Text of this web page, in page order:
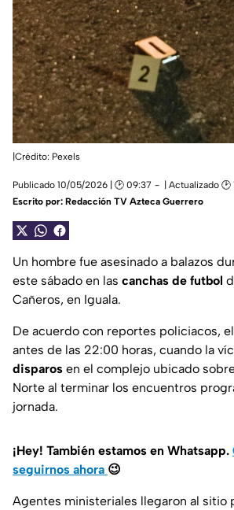
|Crédito: Pexels
Publicado 10/05/2026 | 🕑 09:37 | Actualizado 🕑
Escrito por: Redacción TV Azteca Guerrero
Un hombre fue asesinado a balazos
este sábado en las canchas de futbol
Cañeros, en Iguala.
De acuerdo con reportes policiacos,
antes de las 22:00 horas, cuando la
disparos en el complejo ubicado
Norte al terminar los encuentros
jornada.
¡Hey! También estamos en Whatsapp.
seguirnos ahora 😉
Agentes ministeriales llegaron al sitio